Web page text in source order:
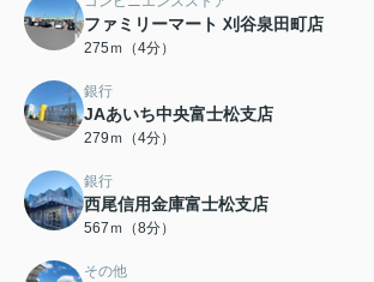
ファミリーマート 刈谷泉田町店
275ｍ（4分）
銀行
JAあいち中央富士松支店
279ｍ（4分）
銀行
西尾信用金庫富士松支店
567ｍ（8分）
その他